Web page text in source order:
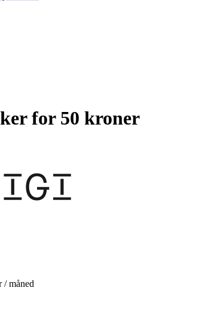
for 50 kroner
/ måned